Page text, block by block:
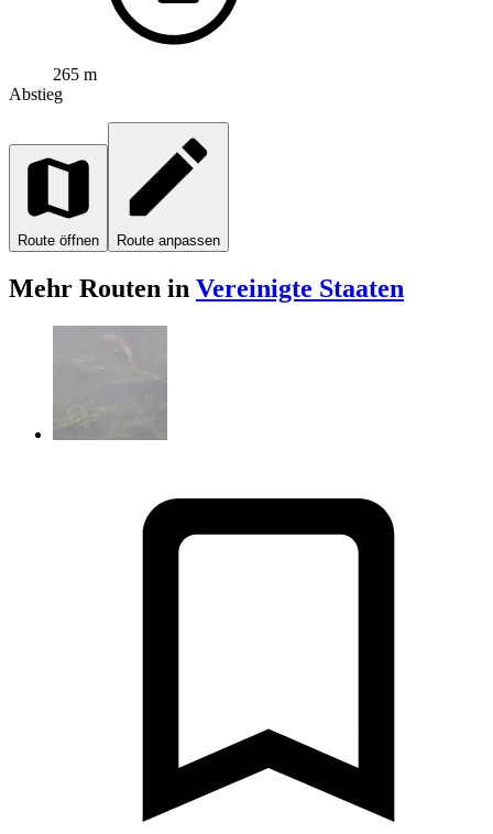
265 m
Abstieg
Route öffnen Route anpassen
Mehr Routen in Vereinigte Staaten